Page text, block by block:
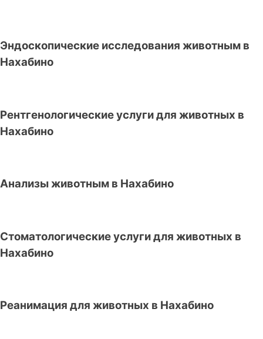
Эндоскопические исследования животным в
Нахабино
Рентгенологические услуги для животных в
Нахабино
Анализы животным в Нахабино
Стоматологические услуги для животных в
Нахабино
Реанимация для животных в Нахабино